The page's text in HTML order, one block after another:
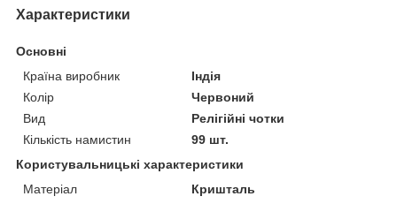
Характеристики
Основні
Країна виробник
Індія
Колір
Червоний
Вид
Релігійні чотки
Кількість намистин
99 шт.
Користувальницькі характеристики
Матеріал
Кришталь